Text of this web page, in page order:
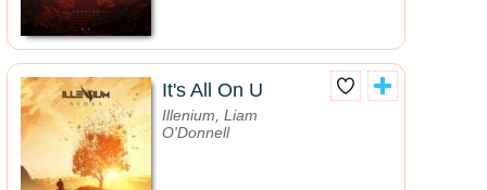
It's All On U
Illenium, Liam
O'Donnell